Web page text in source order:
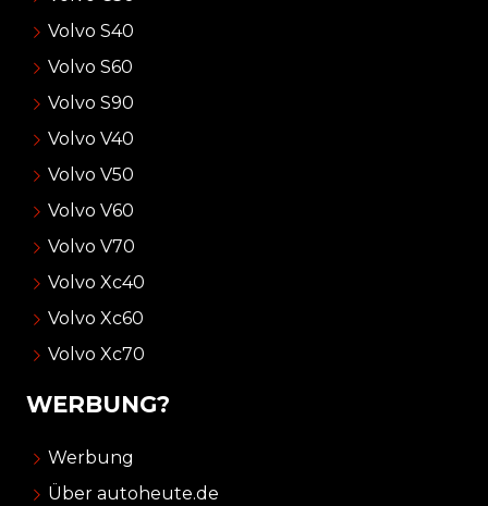
Volvo S40
Volvo S60
Volvo S90
Volvo V40
Volvo V50
Volvo V60
Volvo V70
Volvo Xc40
Volvo Xc60
Volvo Xc70
WERBUNG?
Werbung
Über autoheute.de